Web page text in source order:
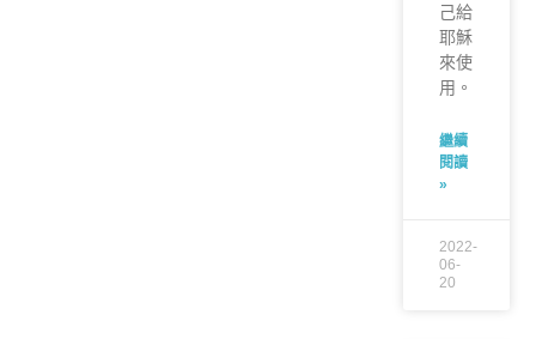
己給
耶穌
來使
用。
繼續
閱讀
»
2022-
06-
20